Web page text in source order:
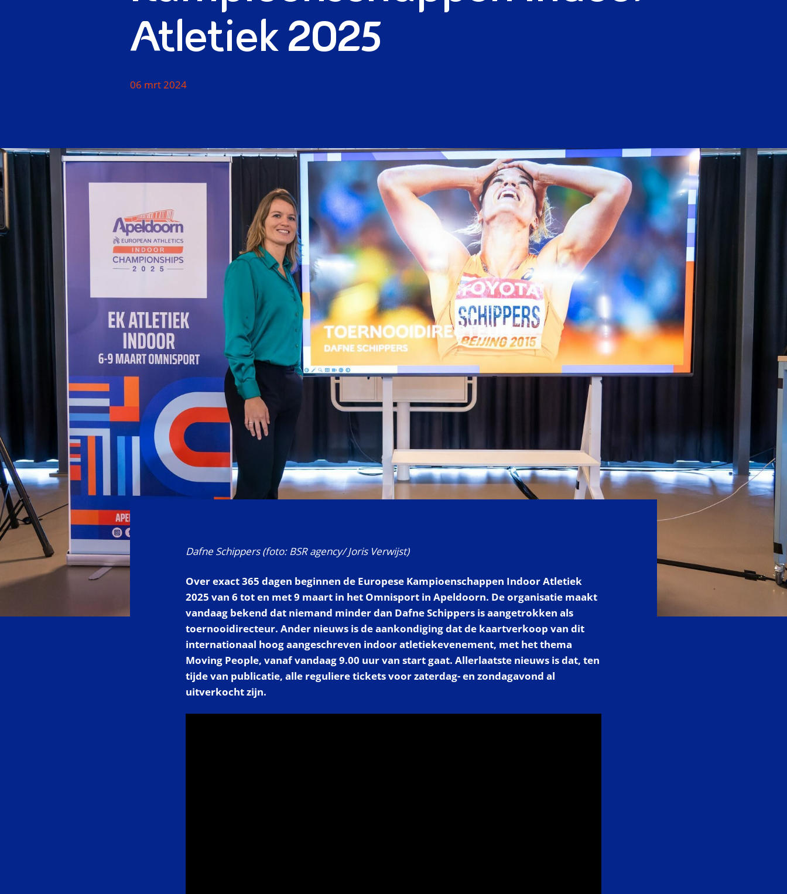
Atletiek 2025
06 mrt 2024
Dafne Schippers (foto: BSR agency/ Joris Verwijst)
Over exact 365 dagen beginnen de Europese Kampioenschappen Indoor Atletiek
2025 van 6 tot en met 9 maart in het Omnisport in Apeldoorn. De organisatie maakt
vandaag bekend dat niemand minder dan Dafne Schippers is aangetrokken als
toernooidirecteur. Ander nieuws is de aankondiging dat de kaartverkoop van dit
internationaal hoog aangeschreven indoor atletiekevenement, met het thema
Moving People, vanaf vandaag 9.00 uur van start gaat. Allerlaatste nieuws is dat, ten
tijde van publicatie, alle reguliere tickets voor zaterdag- en zondagavond al
uitverkocht zijn.